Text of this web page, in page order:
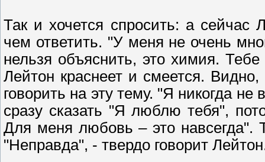
Так и хочется спросить: а сейчас
чем ответить. "У меня не очень
нельзя объяснить, это химия. Тебе
Лейтон краснеет и смеется.
говорить на эту тему. "Я никогда
сразу сказать "Я люблю тебя",
Для меня любовь – это навсегда".
"Неправда", - твердо говорит